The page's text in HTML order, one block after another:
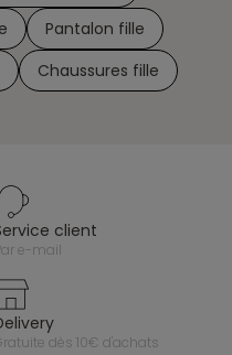
Pantalon fille
Chaussures fille
service client
par e-mail
delivery
gratuite dès 10€ d'achats